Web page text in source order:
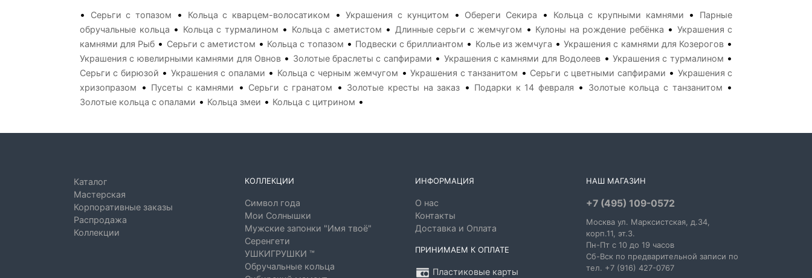
• Серьги с топазом • Кольца с кварцем-волосатиком •Украшения с кунцитом • Обереги Секира • Кольца с крупными камнями •
Парные
обручальные кольца • Кольца с турмалином • Кольца с аметистом • Длинные серьги с жемчугом • Кулоны на рождение ребёнка • Украшения с
камнями для Рыб • Серьги с аметистом • Кольца с топазом • Подвески с бриллиантом • Колье из жемчуга •Украшения с камнями для Козерогов•
Украшения с ювелирными камнями для Овнов• Золотые браслеты с сапфирами • Украшения с камнями для Водолеев • Украшения с турмалином •
Серьги с бирюзой • Украшения с опалами • Кольца с черным жемчугом •Украшения с танзанитом • Серьги с цветными сапфирами • Украшения с
хризопразом
• Пусеты с камнями • Серьги с гранатом • Золотые кресты на заказ • Подарки к 14 февраля • Золотые кольца с танзанитом •
Золотые кольца с опалами • Кольца змеи • Кольца с цитрином •
Каталог
Мастерская
Корпоративные заказы
Распродажа
Коллекции
КОЛЛЕКЦИИ
Символ года
Мои Солнышки
Мужские запонки "Имя твоё"
Серенгети
УШКИГРУШКИ ™
Обручальные кольца
ИНФОРМАЦИЯ
О нас
Контакты
Доставка и Оплата
ПРИНИМАЕМ К ОПЛАТЕ
Пластиковые карты
НАШ МАГАЗИН
+7 (495) 109-0572
Москва ул. Марксистская, д.34,
корп.11, эт.3.
Пн-Пт c 10 до 19 часов
Сб-Вск по предварительной записи по
тел. +7 (916) 427-0767